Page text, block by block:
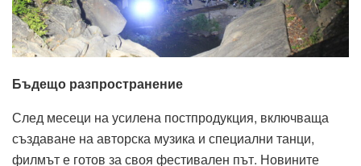
Бъдещо разпространение
След месеци наусилена постпродукция, включваща
създаване наавторска музика и специални танци,
филмъте готов засвоя фестивален път. Новините